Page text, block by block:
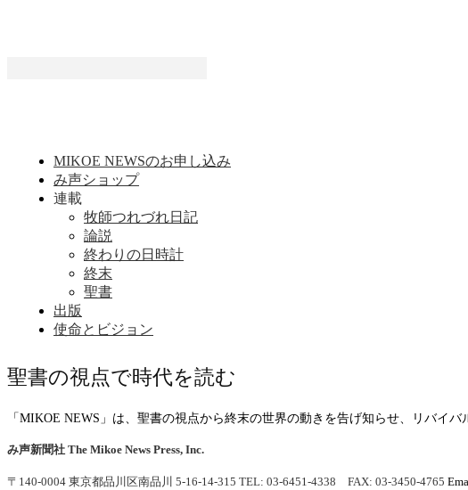
MIKOE NEWSのお申し込み
み声ショップ
連載
牧師つれづれ日記
論説
終わりの日時計
終末
聖書
出版
使命とビジョン
聖書の視点で時代を読む
「MIKOE NEWS」は、聖書の視点から終末の世界の動きを告げ知らせ、リバイバ
み声新聞社 The Mikoe News Press, Inc.
〒140-0004 東京都品川区南品川 5-16-14-315 TEL: 03-6451-4338 FAX: 03-3450-4765